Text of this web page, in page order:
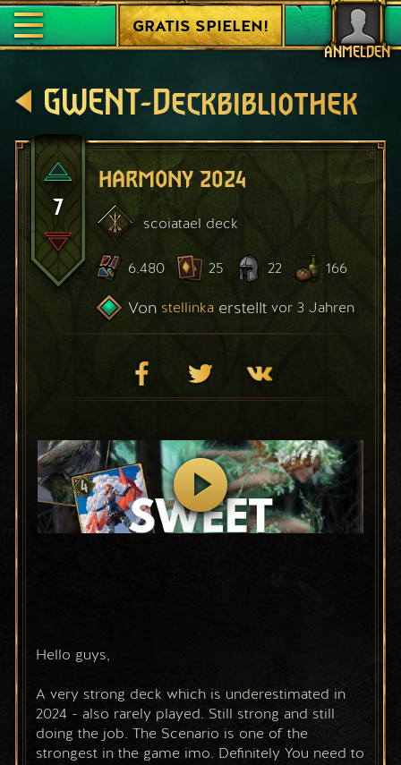
ANMELDEN
GRATIS SPIELEN!
GWENT-Deckbibliothek
7
harmony 2024
scoiatael deck
6.480 25 22 166
Von stellinka erstellt vor 3 Jahren
Hello guys,
A very strong deck which is underestimated in
2024 - also rarely played. Still strong and still
doing the job. The Scenario is one of the
strongest in the game imo. Definitely You need to